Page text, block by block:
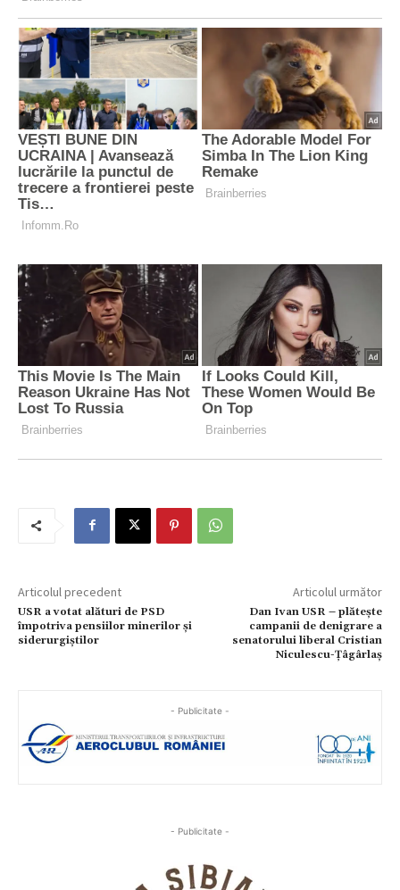
Articolul precedent
USR a votat alături de PSD
împotriva pensiilor minerilor și
siderurgiștilor
Articolul următor
Dan Ivan USR – plătește
campanii de denigrare a
senatorului liberal Cristian
Niculescu-Țâgârlaș
- Publicitate -
- Publicitate -